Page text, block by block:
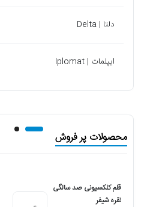
دلتا | Delta
ایپلمات | Iplomat
محصولات پر فروش
قلم کلکسیونی صد سالگی
نقره شیفر